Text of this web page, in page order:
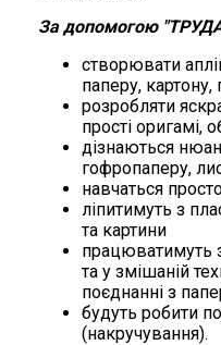
За допомогою
створювати
паперу, картону,
розробляти
прості оригамі,
дізнаються
гофропаперу,
навчаться
ліпитимуть з
та картини
працюватимуть
та у змішаній
поєднанні з
будуть робити
(накручування).